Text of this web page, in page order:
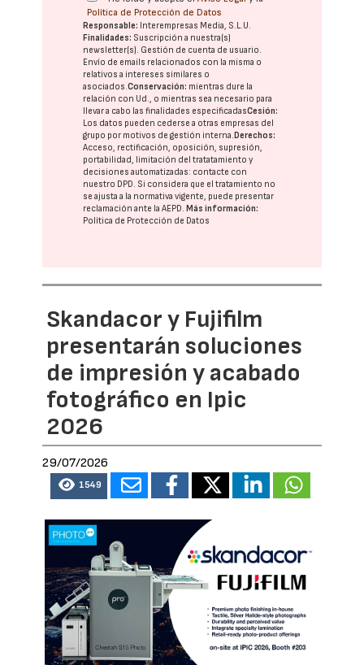
Política de Protección de Datos
Responsable: Interempresas Media, S.L.U.
Finalidades: Suscripción a nuestra(s)
newsletter(s). Gestión de cuenta de usuario.
Envío de emails relacionados con la misma o
relativos a intereses similares o
asociados.Conservación: mientras dure la
relación con Ud., o mientras sea necesario para
llevar a cabo las finalidades especificadasCesión:
Los datos pueden cederse a otras empresas del
grupo por motivos de gestión interna.Derechos:
Acceso, rectificación, oposición, supresión,
portabilidad, limitación del tratatamiento y
decisiones automatizadas: contacte con
nuestro DPD. Si considera que el tratamiento no
se ajusta a la normativa vigente, puede presentar
reclamación ante laAEPD.Más información:
Política de Protección de Datos
Skandacor y Fujifilm
presentarán soluciones
de impresión y acabado
fotográfico en Ipic
2026
29/07/2026
1549